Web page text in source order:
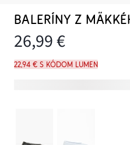
BALERÍNY Z
26,99 €
22,94 € s kódom LUMEN